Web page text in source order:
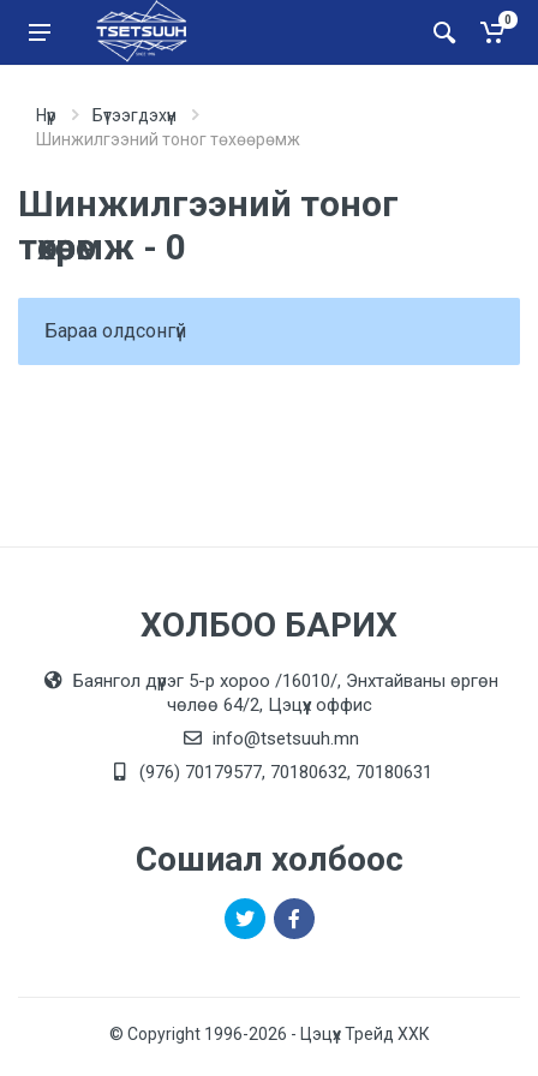
0
Нүүр
Бүтээгдэхүүн
Шинжилгээний тоног төхөөрөмж
Шинжилгээний тоног
төхөөрөмж - 0
Бараа олдсонгүй
ХОЛБОО БАРИХ
Баянгол дүүрэг 5-р хороо /16010/, Энхтайваны өргөн
чөлөө 64/2, Цэцүүх оффис
info@tsetsuuh.mn
(976) 70179577, 70180632, 70180631
Сошиал холбоос
© Copyright 1996-2026 - Цэцүүх Трейд ХХК